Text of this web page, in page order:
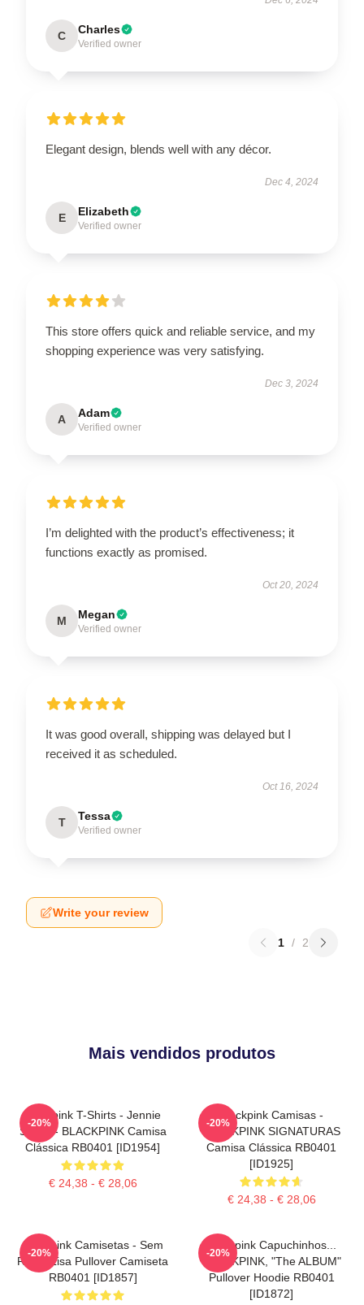
C Charles
Verified owner
Elegant design, blends well with any décor.
Dec 4, 2024
E Elizabeth
Verified owner
This store offers quick and reliable service, and my
shopping experience was very satisfying.
Dec 3, 2024
A Adam
Verified owner
I’m delighted with the product’s effectiveness; it
functions exactly as promised.
Oct 20, 2024
M Megan
Verified owner
It was good overall, shipping was delayed but I
received it as scheduled.
Oct 16, 2024
T Tessa
Verified owner
Write your review
1 / 2
Mais vendidos produtos
Blackpink T-Shirts - Jennie
SOLO - BLACKPINK Camisa
Clássica RB0401 [ID1954]
€ 24,38 - € 28,06
-20%
Blackpink Camisas -
BLACKPINK SIGNATURAS
Camisa Clássica RB0401
[ID1925]
€ 24,38 - € 28,06
-20%
Blackpink Camisetas - Sem
Rosto Lisa Pullover Camiseta
RB0401 [ID1857]
-20%
Blackpink Capuchinhos...
BLACKPINK, "The ALBUM"
Pullover Hoodie RB0401
[ID1872]
-20%